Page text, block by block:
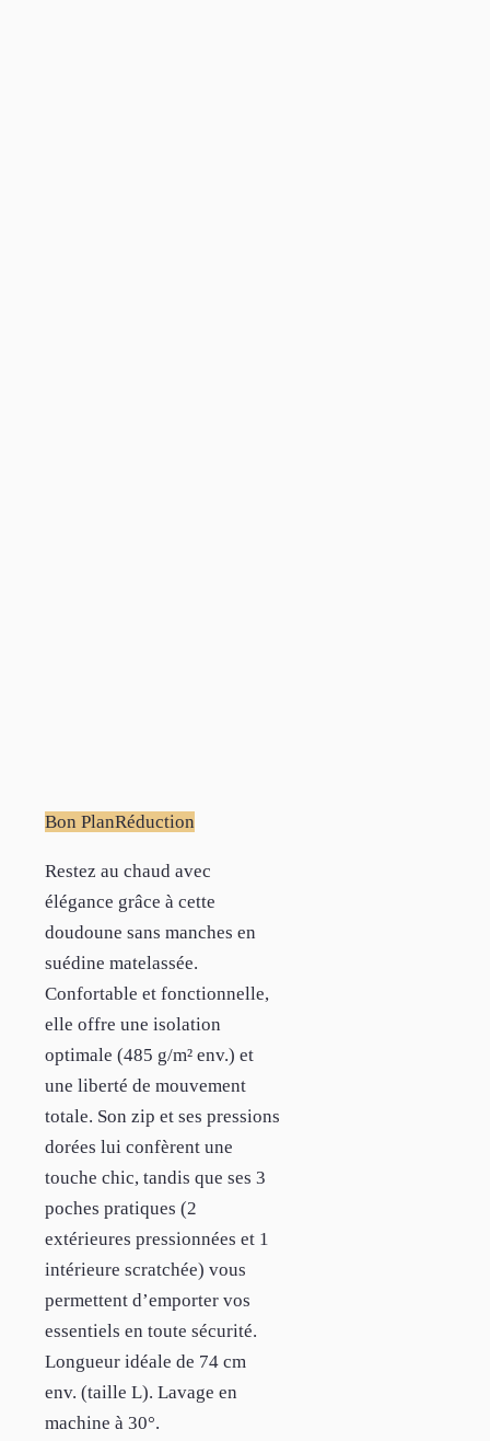
Bon PlanRéduction
Restez au chaud avec
élégance grâce à cette
doudoune sans manches en
suédine matelassée.
Confortable et fonctionnelle,
elle offre une isolation
optimale (485 g/m² env.) et
une liberté de mouvement
totale. Son zip et ses pressions
dorées lui confèrent une
touche chic, tandis que ses 3
poches pratiques (2
extérieures pressionnées et 1
intérieure scratchée) vous
permettent d’emporter vos
essentiels en toute sécurité.
Longueur idéale de 74 cm
env. (taille L). Lavage en
machine à 30°.